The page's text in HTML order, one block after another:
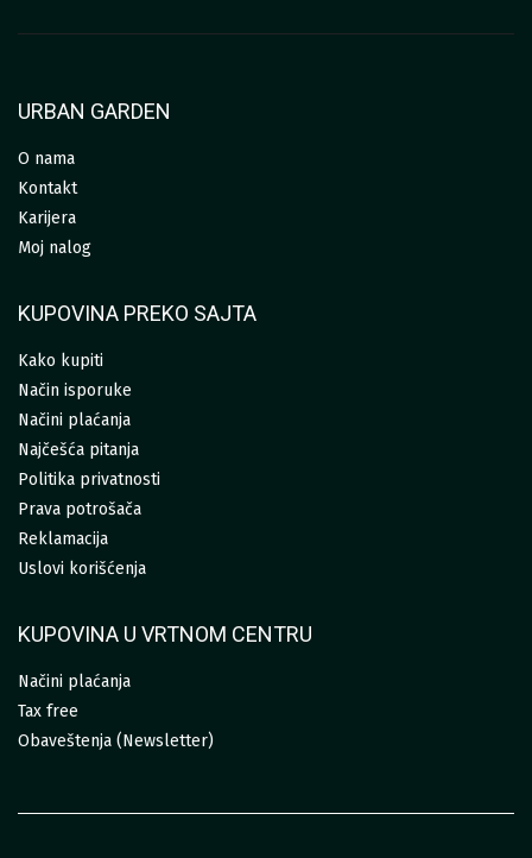
URBAN GARDEN
O nama
Kontakt
Karijera
Moj nalog
KUPOVINA PREKO SAJTA
Kako kupiti
Način isporuke
Načini plaćanja
Najčešća pitanja
Politika privatnosti
Prava potrošača
Reklamacija
Uslovi korišćenja
KUPOVINA U VRTNOM CENTRU
Načini plaćanja
Tax free
Obaveštenja (Newsletter)